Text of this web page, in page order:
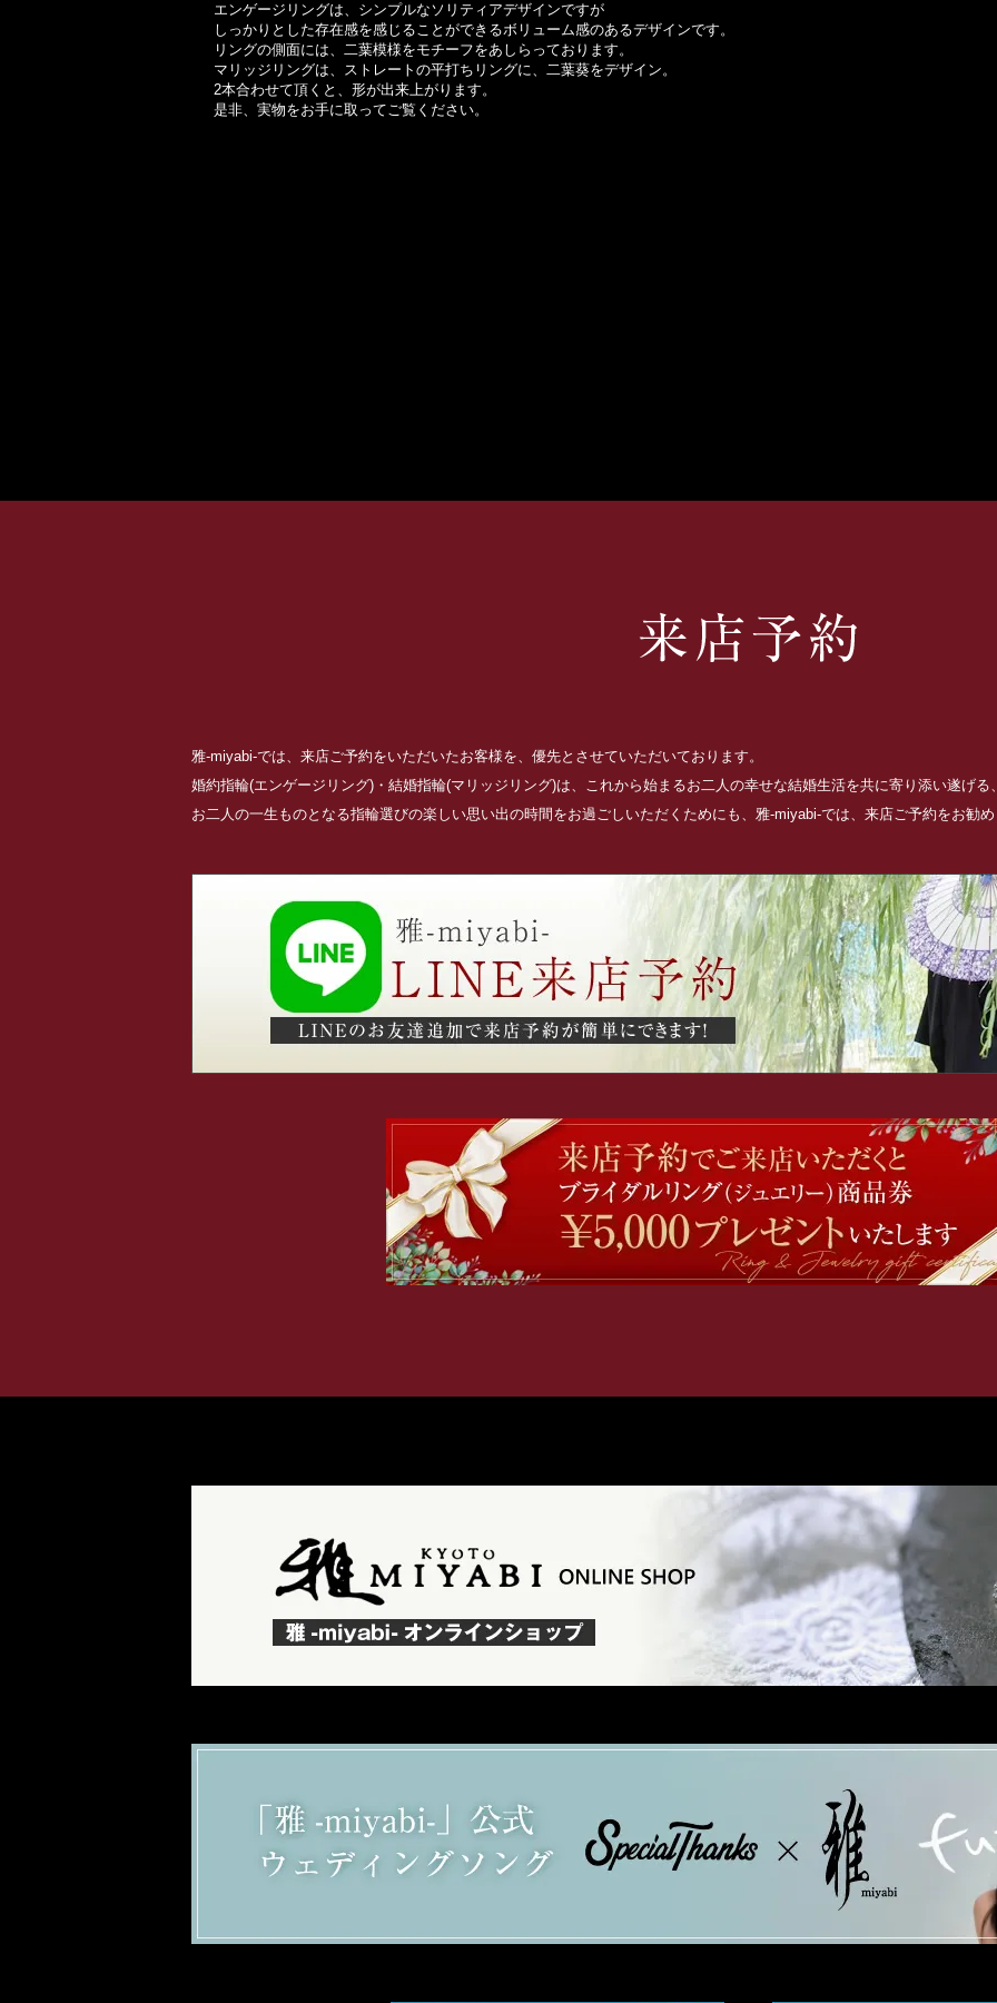
エンゲージリングは、シンプルなソリティアデザインですが
しっかりとした存在感を感じることができるボリューム感のあるデザインです。
リングの側面には、二葉模様をモチーフをあしらっております。
マリッジリングは、ストレートの平打ちリングに、二葉葵をデザイン。
2本合わせて頂くと、形が出来上がります。
是非、実物をお手に取ってご覧ください。
雅-miyabi-では、来店ご予約をいただいたお客様を、優先とさせていただいております。
婚約指輪(エンゲージリング)・結婚指輪(マリッジリング)は、これから始まるお二人の幸せな結婚生活を共に寄り添い遂げる
お二人の一生ものとなる指輪選びの楽しい思い出の時間をお過ごしいただくためにも、雅-miyabi-では、来店ご予約をお勧め